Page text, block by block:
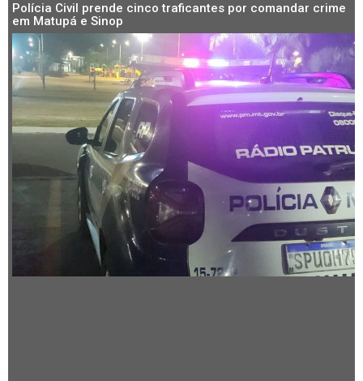
Polícia Civil prende cinco traficantes por comandar crime
em Matupá e Sinop